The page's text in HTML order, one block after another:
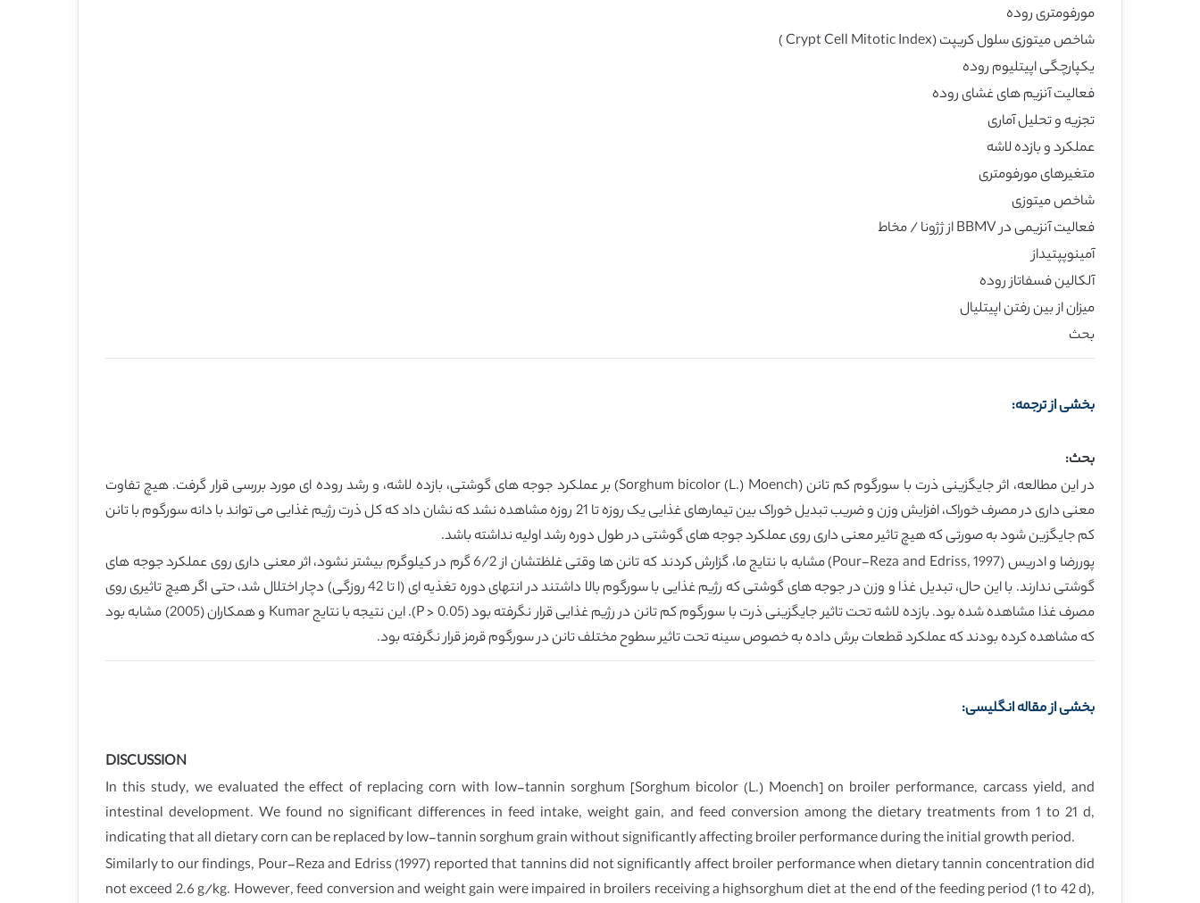
مورفومتری روده
شاخص میتوزی سلول کریپت (Crypt Cell Mitotic Index )
یکپارچگی اپیتلیوم روده
فعالیت آنزیم های غشای روده
تجزیه و تحلیل آماری
عملکرد و بازده لاشه
متغیرهای مورفومتری
شاخص میتوزی
فعالیت آنزیمی در BBMV از ژژونا / مخاط
آمینوپپتیداز
آلکالین فسفاتاز روده
میزان از بین رفتن اپیتلیال
بحث
بخشی از ترجمه:
بحث:
در این مطالعه، اثر جایگزینی ذرت با سورگوم کم تانن (Sorghum bicolor (L.) Moench) بر عملکرد جوجه های گوشتی، بازده لاشه، و رشد روده ای مورد بررسی قرار گرفت. هیچ تفاوت
معنی داری در مصرف خوراک، افزایش وزن و ضریب تبدیل خوراک بین تیمارهای غذایی یک روزه تا 21 روزه مشاهده نشد که نشان داد که کل ذرت رژیم غذایی می تواند با دانه سورگوم با تانن
کم جایگزین شود به صورتی که هیچ تاثیر معنی داری روی عملکرد جوجه های گوشتی در طول دوره رشد اولیه نداشته باشد.
پوررضا و ادریس (Pour-Reza and Edriss, 1997) مشابه با نتایج ما، گزارش کردند که تانن ها وقتی غلظتشان از 6/2 گرم در کیلوگرم بیشتر نشود، اثر معنی داری روی عملکرد جوجه های
گوشتی ندارند. با این حال، تبدیل غذا و وزن در جوجه های گوشتی که رژیم غذایی با سورگوم بالا داشتند در انتهای دوره تغذیه ای (ا تا 42 روزگی) دچار اختلال شد، حتی اگر هیچ تاثیری روی
مصرف غذا مشاهده شده بود. بازده لاشه تحت تاثیر جایگزینی ذرت با سورگوم کم تانن در رژیم غذایی قرار نگرفته بود (P > 0.05). این نتیجه با نتایج Kumar و همکاران (2005) مشابه بود
که مشاهده کرده بودند که عملکرد قطعات برش داده به خصوص سینه تحت تاثیر سطوح مختلف تانن در سورگوم قرمز قرار نگرفته بود.
بخشی از مقاله انگلیسی:
DISCUSSION
In this study, we evaluated the effect of replacing corn with low-tannin sorghum [Sorghum bicolor (L.) Moench] on broiler performance, carcass yield, and
intestinal development. We found no significant differences in feed intake, weight gain, and feed conversion among the dietary treatments from 1 to 21 d,
indicating that all dietary corn can be replaced by low-tannin sorghum grain without significantly affecting broiler performance during the initial growth period.
Similarly to our findings, Pour-Reza and Edriss (1997) reported that tannins did not significantly affect broiler performance when dietary tannin concentration did
not exceed 2.6 g/kg. However, feed conversion and weight gain were impaired in broilers receiving a highsorghum diet at the end of the feeding period (1 to 42 d),